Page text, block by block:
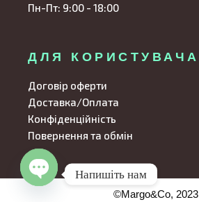
Пн-Пт: 9:00 - 18:00
ДЛЯ КОРИСТУВАЧА
Договір оферти
Доставка/Оплата
Конфіденційність
Повернення та обмін
©Margo&Co, 2023
Напишіть нам